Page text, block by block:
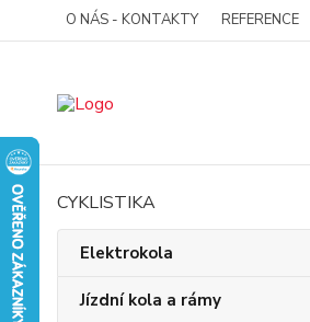
O NÁS - KONTAKTY REFERENCE
CYKLISTIKA
Elektrokola
Jízdní kola a rámy